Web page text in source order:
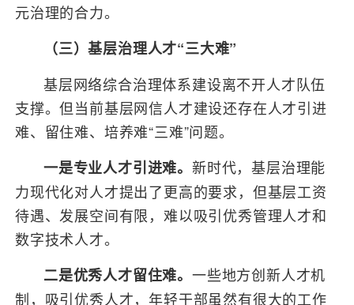
元治理的合力。
（三）基层治理人才“三大难”
基层网络综合治理体系建设离不开人才队伍
支撑。但当前基层网信人才建设还存在人才引进
难、留住难、培养难“三难”问题。
一是专业人才引进难。 新时代，基层治理能
力现代化对人才提出了更高的要求，但基层工资
待遇、发展空间有限，难以吸引优秀管理人才和
数字技术人才。
二是优秀人才留住难。 一些地方创新人才机
制，吸引优秀人才，年轻干部虽然有很大的工作